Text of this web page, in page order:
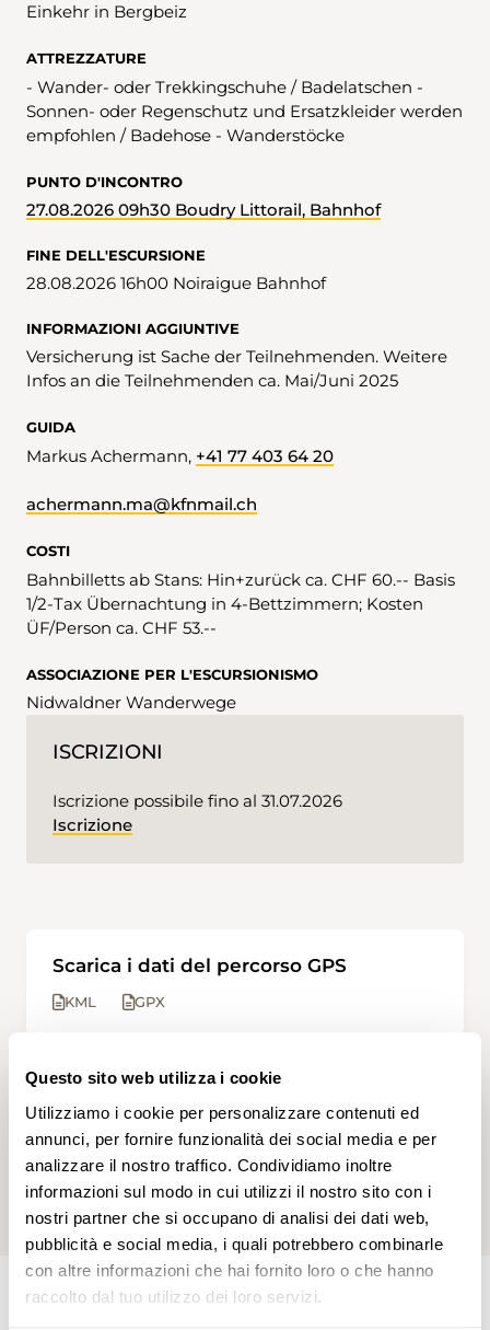
Questo sito web utilizza i cookie
Utilizziamo i cookie per personalizzare contenuti ed
annunci, per fornire funzionalità dei social media e per
analizzare il nostro traffico. Condividiamo inoltre
informazioni sul modo in cui utilizzi il nostro sito con i
nostri partner che si occupano di analisi dei dati web,
pubblicità e social media, i quali potrebbero combinarle
con altre informazioni che hai fornito loro o che hanno
raccolto dal tuo utilizzo dei loro servizi.
Einkehr in Bergbeiz
ATTREZZATURE
- Wander- oder Trekkingschuhe / Badelatschen -
Sonnen- oder Regenschutz und Ersatzkleider werden
empfohlen / Badehose - Wanderstöcke
PUNTO D'INCONTRO
27.08.2026 09h30 Boudry Littorail, Bahnhof
FINE DELL'ESCURSIONE
28.08.2026 16h00 Noiraigue Bahnhof
INFORMAZIONI AGGIUNTIVE
Versicherung ist Sache der Teilnehmenden. Weitere
Infos an die Teilnehmenden ca. Mai/Juni 2025
GUIDA
Markus Achermann, +41 77 403 64 20
achermann.ma@kfnmail.ch
COSTI
Bahnbilletts ab Stans: Hin+zurück ca. CHF 60.-- Basis
1/2-Tax Übernachtung in 4-Bettzimmern; Kosten
ÜF/Person ca. CHF 53.--
ASSOCIAZIONE PER L'ESCURSIONISMO
Nidwaldner Wanderwege
ISCRIZIONI
Iscrizione possibile fino al 31.07.2026
Iscrizione
Scarica i dati del percorso GPS
KML GPX
Apri questa escursione nell'app
swisstopo.